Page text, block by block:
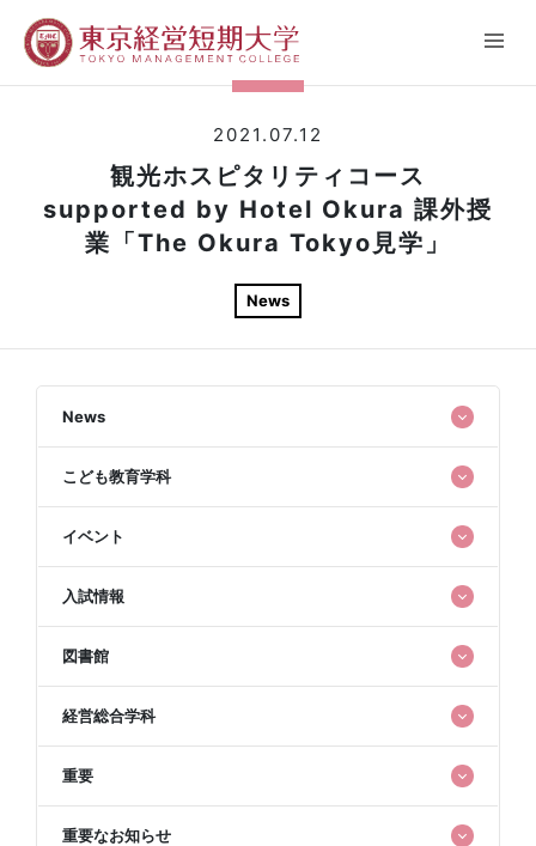
2021.07.12
観光ホスピタリティコース
supported by Hotel Okura 課外授
業「The Okura Tokyo見学」
News
News
こども教育学科
イベント
入試情報
図書館
経営総合学科
重要
重要なお知らせ